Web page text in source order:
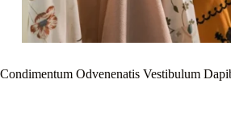
Condimentum Odvenenatis Vestibulum